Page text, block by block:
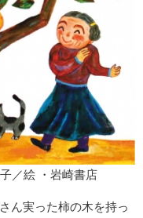
／絵 ・岩崎書店
ん実った柿の木を持っ